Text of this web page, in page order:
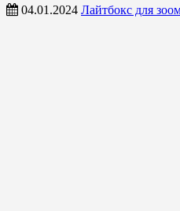
04.01.2024 Лайтбокс для